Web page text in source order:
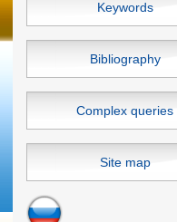
Keywords
Bibliography
Complex queries
Site map